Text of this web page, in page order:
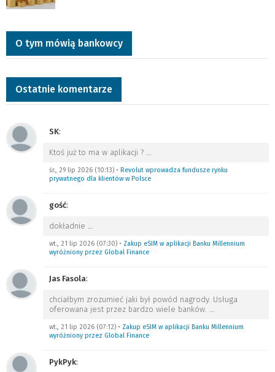
O tym mówią bankowcy
Ostatnie komentarze
SK:
Ktoś już to ma w aplikacji ? …
śr., 29 lip 2026 (10:13) • Revolut wprowadza fundusze rynku
prywatnego dla klientów w Polsce
gość:
dokładnie …
wt., 21 lip 2026 (07:30) • Zakup eSIM w aplikacji Banku Millennium
wyróżniony przez Global Finance
Jas Fasola:
chciałbym zrozumieć jaki był powód nagrody. Usługa
oferowana jest przez bardzo wiele banków. …
wt., 21 lip 2026 (07:12) • Zakup eSIM w aplikacji Banku Millennium
wyróżniony przez Global Finance
PykPyk: